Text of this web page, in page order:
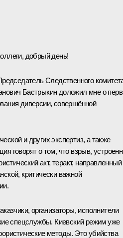
добрый день!
Следственного
Бастрыкин доложил мне о
диверсии, совершённой
и других экспертиз, а также
говорят о том, что взрыв,
акт, теракт, направленный
критически важной
организаторы, исполнители
спецслужбы. Киевский режим уже
методы. Это убийства